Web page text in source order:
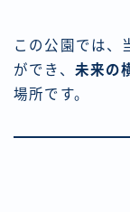
この公園では、
ができ、 未来の
場所です。